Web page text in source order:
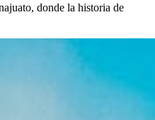
donde la historia de